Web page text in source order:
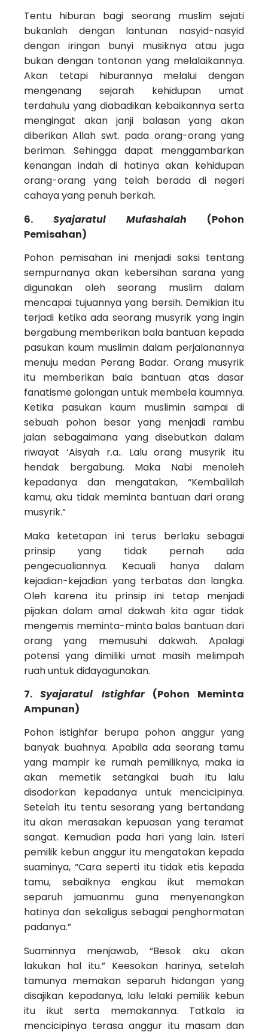
Tentu hiburan bagi seorang muslim sejati
bukanlah dengan lantunan nasyid-nasyid
dengan iringan bunyi musiknya atau juga
bukan dengan tontonan yang melalaikannya.
Akan tetapi hiburannya melalui dengan
mengenang sejarah kehidupan umat
terdahulu yang diabadikan kebaikannya serta
mengingat akan janji balasan yang akan
diberikan Allah swt. pada orang-orang yang
beriman. Sehingga dapat menggambarkan
kenangan indah di hatinya akan kehidupan
orang-orang yang telah berada di negeri
cahaya yang penuh berkah.
6. Syajaratul Mufashalah (Pohon
Pemisahan)
Pohon pemisahan ini menjadi saksi tentang
sempurnanya akan kebersihan sarana yang
digunakan oleh seorang muslim dalam
mencapai tujuannya yang bersih. Demikian itu
terjadi ketika ada seorang musyrik yang ingin
bergabung memberikan bala bantuan kepada
pasukan kaum muslimin dalam perjalanannya
menuju medan Perang Badar. Orang musyrik
itu memberikan bala bantuan atas dasar
fanatisme golongan untuk membela kaumnya.
Ketika pasukan kaum muslimin sampai di
sebuah pohon besar yang menjadi rambu
jalan sebagaimana yang disebutkan dalam
riwayat ‘Aisyah r.a.. Lalu orang musyrik itu
hendak bergabung. Maka Nabi menoleh
kepadanya dan mengatakan, “Kembalilah
kamu, aku tidak meminta bantuan dari orang
musyrik.”
Maka ketetapan ini terus berlaku sebagai
prinsip yang tidak pernah ada
pengecualiannya. Kecuali hanya dalam
kejadian-kejadian yang terbatas dan langka.
Oleh karena itu prinsip ini tetap menjadi
pijakan dalam amal dakwah kita agar tidak
mengemis meminta-minta balas bantuan dari
orang yang memusuhi dakwah. Apalagi
potensi yang dimiliki umat masih melimpah
ruah untuk didayagunakan.
7.Syajaratul Istighfar(Pohon Meminta
Ampunan)
Pohon istighfar berupa pohon anggur yang
banyak buahnya. Apabila ada seorang tamu
yang mampir ke rumah pemiliknya, maka ia
akan memetik setangkai buah itu lalu
disodorkan kepadanya untuk mencicipinya.
Setelah itu tentu sesorang yang bertandang
itu akan merasakan kepuasan yang teramat
sangat. Kemudian pada hari yang lain. Isteri
pemilik kebun anggur itu mengatakan kepada
suaminya, “Cara seperti itu tidak etis kepada
tamu, sebaiknya engkau ikut memakan
separuh jamuanmu guna menyenangkan
hatinya dan sekaligus sebagai penghormatan
padanya.”
Suaminnya menjawab, “Besok aku akan
lakukan hal itu.” Keesokan harinya, setelah
tamunya memakan separuh hidangan yang
disajikan kepadanya, lalu lelaki pemilik kebun
itu ikut serta memakannya. Tatkala ia
mencicipinya terasa anggur itu masam dan